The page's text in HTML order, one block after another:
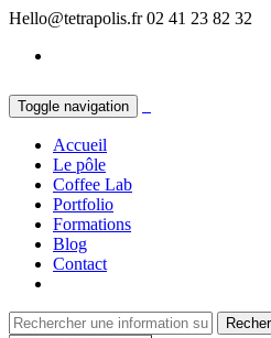
Hello@tetrapolis.fr 02 41 23 82 32
Toggle navigation
Accueil
Le pôle
Coffee Lab
Portfolio
Formations
Blog
Contact